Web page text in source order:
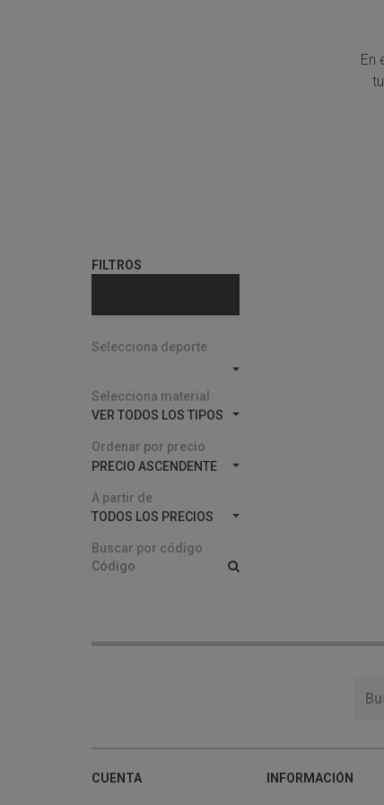
En
FILTROS
Selecciona deporte
Selecciona material
VER TODOS LOS TIPOS
Ordenar por precio
PRECIO ASCENDENTE
A partir de
TODOS LOS PRECIOS
Buscar por código
CUENTA INFORMACIÓN